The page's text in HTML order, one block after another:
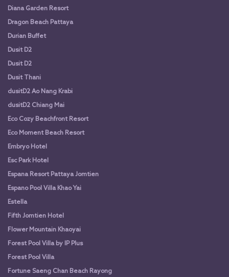
Diana Garden Resort
Dragon Beach Pattaya
Durian Buffet
Dusit D2
Dusit D2
Dusit Thani
dusitD2 Ao Nang Krabi
dusitD2 Chiang Mai
Eco Cozy Beachfront Resort
Eco Moment Beach Resort
Embryo Hotel
Esc Park Hotel
Espana Resort Pattaya Jomtien
Espano Pool Villa Khao Yai
Estella
Fifth Jomtien Hotel
Flower Mountain Khaoyai
Forest Pool Villa by IP Plus
Forest Pool Villa
Fortune Saeng Chan Beach Rayong